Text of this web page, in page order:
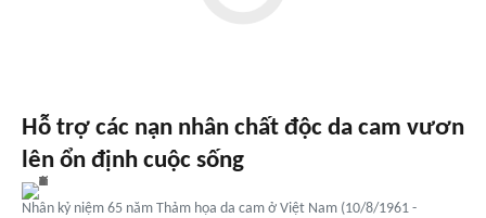
Hỗ trợ các nạn nhân chất độc da cam vươn
lên ổn định cuộc sống
Nhân kỷ niệm 65 năm Thảm họa da cam ở Việt Nam (10/8/1961 -